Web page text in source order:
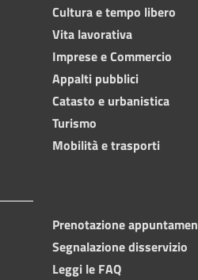
Cultura e tempo libero
Vita lavorativa
Imprese e Commercio
Appalti pubblici
Catasto e urbanistica
Turismo
Mobilità e trasporti
Prenotazione
Segnalazione disservizio
Leggi le FAQ